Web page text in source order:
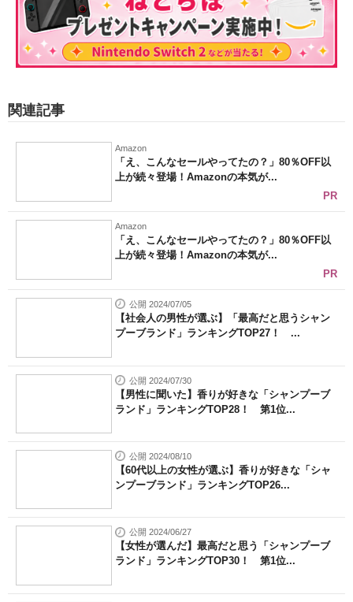
関連記事
Amazon
「え、こんなセールやってたの？」80％OFF以
上が続々登場！Amazonの本気が...
PR
Amazon
「え、こんなセールやってたの？」80％OFF以
上が続々登場！Amazonの本気が...
PR
公開 2024/07/05
【社会人の男性が選ぶ】「最高だと思うシャン
プーブランド」ランキングTOP27！ ...
公開 2024/07/30
【男性に聞いた】香りが好きな「シャンプーブ
ランド」ランキングTOP28！ 第1位...
公開 2024/08/10
【60代以上の女性が選ぶ】香りが好きな「シャ
ンプーブランド」ランキングTOP26...
公開 2024/06/27
【女性が選んだ】最高だと思う「シャンプーブ
ランド」ランキングTOP30！ 第1位...